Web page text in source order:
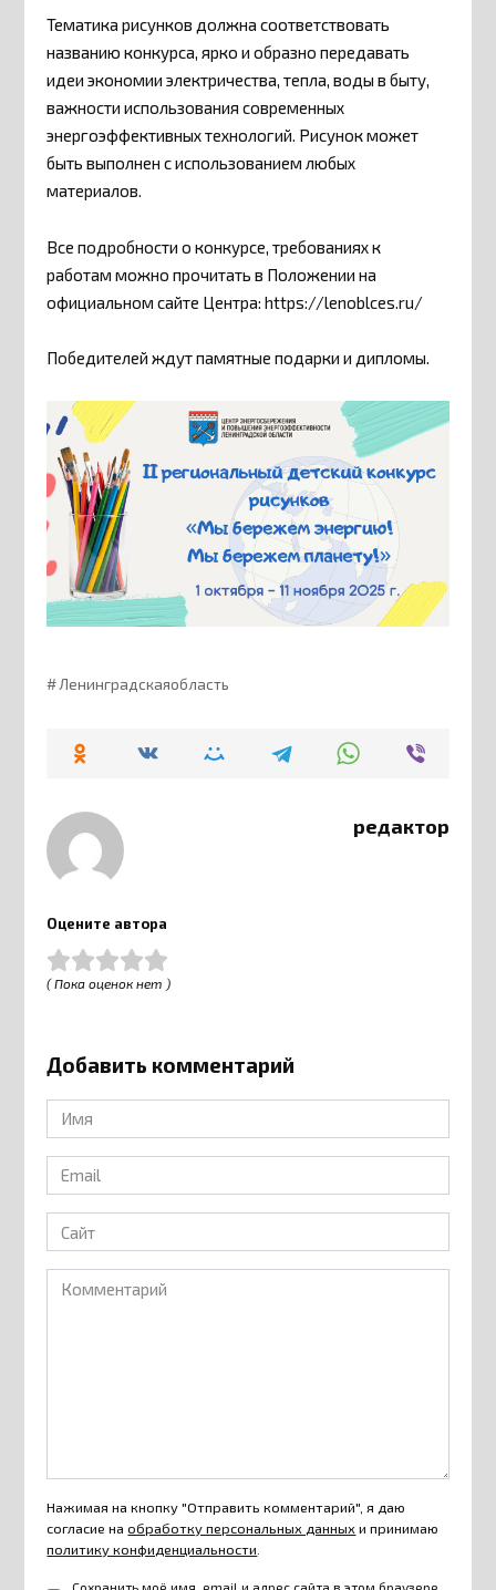
Тематика рисунков должна соответствовать
названию конкурса, ярко и образно передавать
идеи экономии электричества, тепла, воды в быту,
важности использования современных
энергоэффективных технологий. Рисунок может
быть выполнен с использованием любых
материалов.
Все подробности о конкурсе, требованиях к
работам можно прочитать в Положении на
официальном сайте Центра: https://lenoblces.ru/
Победителей ждут памятные подарки и дипломы.
Ленинградскаяобласть
редактор
Оцените автора
( Пока оценок нет )
Добавить комментарий
Имя
*
Email
*
Сайт
Комментарий
Нажимая на кнопку "Отправить комментарий", я даю
согласие наобработку персональных данных и принимаю
политику конфиденциальности
Сохранить моё имя, email и адрес сайта в этом браузере